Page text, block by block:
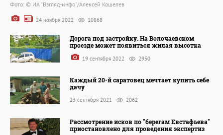
Фото: © ИА "Взгляд-инфо"/Алексей Кошелев
24 ноября 2022 10868
Дорога под застройку. На Волочаевском
проезде может появиться жилая высотка
19 сентября 2022 2950
Каждый 20-й саратовец мечтает купить себе
дачу
23 сентября 2021 2062
Рассмотрение исков по "берегам Евстафьева"
приостановлено для проведения экспертиз